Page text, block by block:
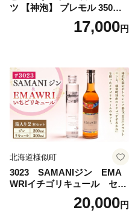
ツ 【神泡】 プレモル 350ml
× 24本 サントリー〈天然水の
ビール工場〉群馬※沖縄・離
17,000円
北海道様似町
3023 SAMANIジン EMA
WRIイチゴリキュール セッ
ト（箱入り）【大人の味 酒
お酒 洋酒 スピリッツ クラフ
20,000円